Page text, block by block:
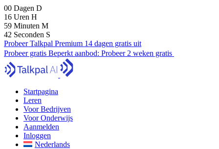
00 Dagen D
16 Uren H
59 Minuten M
41 Seconden S
Probeer Talkpal Premium 14 dagen gratis uit
Probeer gratis Beperkt aanbod: Probeer 2 weken gratis
Startpagina
Leren
Voor Bedrijven
Voor Onderwijs
Aanmelden
Inloggen
Nederlands